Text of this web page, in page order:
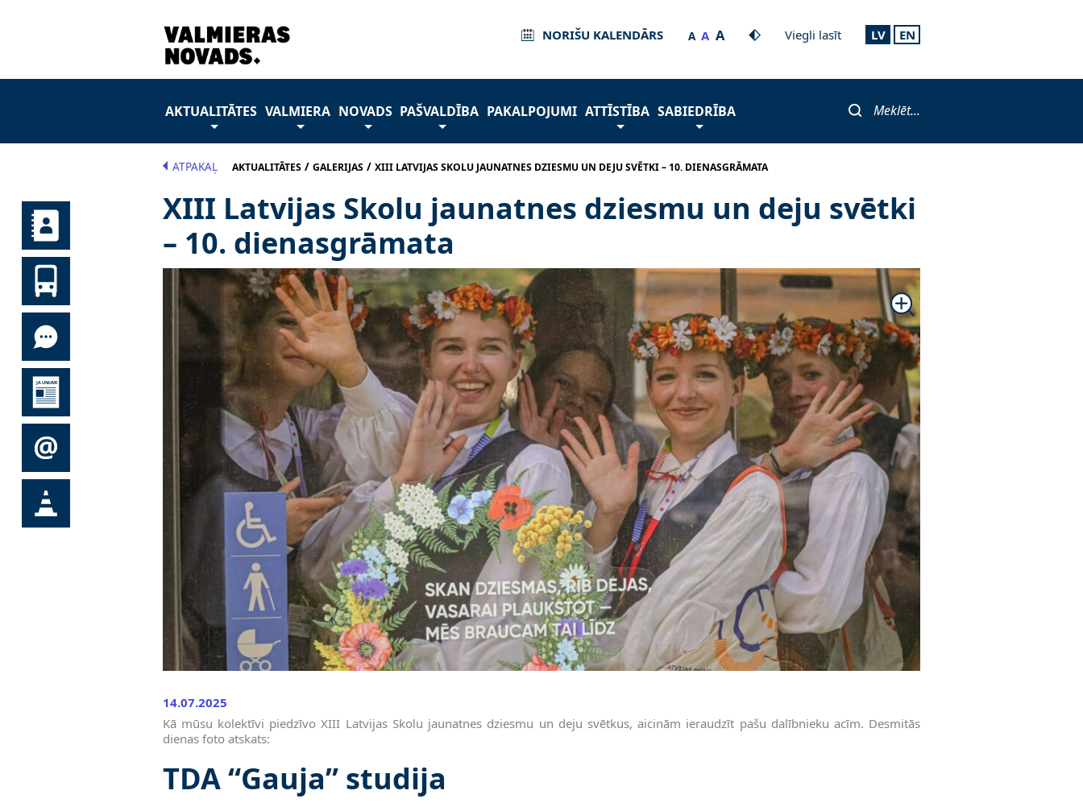
NORIŠU KALENDĀRS A A A Viegli lasīt LV EN
AKTUALITĀTES VALMIERA NOVADS PAŠVALDĪBA PAKALPOJUMI ATTĪSTĪBA SABIEDRĪBA Meklēt...
ATPAKAĻ AKTUALITĀTES/ GALERIJAS/ XIII LATVIJAS SKOLU JAUNATNES DZIESMU UN DEJU SVĒTKI – 10. DIENASGRĀMATA
XIII Latvijas Skolu jaunatnes dziesmu un deju svētki
– 10. dienasgrāmata
14.07.2025
Kā mūsu kolektīvi piedzīvo XIII Latvijas Skolu jaunatnes dziesmu un deju svētkus, aicinām ieraudzīt pašu dalībnieku acīm. Desmitās
dienas foto atskats:
TDA “Gauja” studija